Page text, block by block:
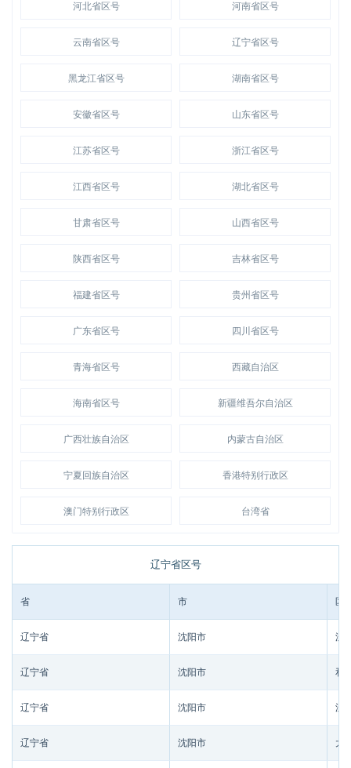
河北省区号 河南省区号
云南省区号 辽宁省区号
黑龙江省区号 湖南省区号
安徽省区号 山东省区号
江苏省区号 浙江省区号
江西省区号 湖北省区号
甘肃省区号 山西省区号
陕西省区号 吉林省区号
福建省区号 贵州省区号
广东省区号 四川省区号
青海省区号 西藏自治区
海南省区号 新疆维吾尔自治区
广西壮族自治区 内蒙古自治区
宁夏回族自治区 香港特别行政区
澳门特别行政区 台湾省
辽宁省区号
省 市 区/
辽宁省 沈阳市 沈
辽宁省 沈阳市 和
辽宁省 沈阳市 沈
辽宁省 沈阳市 大